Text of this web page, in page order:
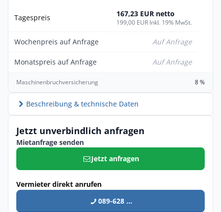
Tagespreis 167,23 EUR netto
199,00 EUR Inkl. 19% MwSt.
Wochenpreis auf Anfrage Auf Anfrage
Monatspreis auf Anfrage Auf Anfrage
Maschinenbruchversicherung 8 %
Beschreibung & technische Daten
Jetzt unverbindlich anfragen
Mietanfrage senden
Jetzt anfragen
Vermieter direkt anrufen
089-628 ...